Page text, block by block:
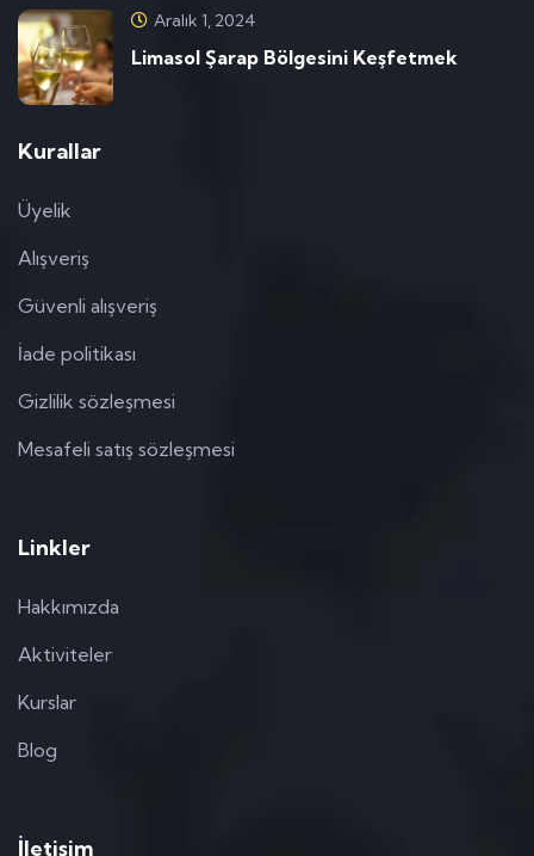
İletişim
Linkler
Hakkımızda
Aktiviteler
Kurslar
Blog
Kurallar
Üyelik
Alışveriş
Güvenli alışveriş
İade politikası
Gizlilik sözleşmesi
Mesafeli satış sözleşmesi
Aralık 1, 2024
Limasol Şarap Bölgesini Keşfetmek